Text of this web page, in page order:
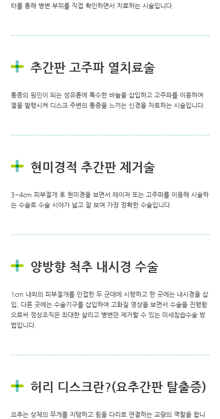
터를 통해 병변 부위를 직접 확인하면서 치료하는 시술입니다.
추간판 고주파 열치료술
통증의 원인이 되는 섬유륜에 특수한 바늘을 삽입하고 고주파를 이용하여
열을 발행시켜 디스크 주변의 통증을 느끼는 신경을 차료하는 시술입니다.
현미경적 추간판 제거술
3~4cm 피부절개 후 현미경을 보면서 레이저 또는 고주파를 이용해 시술하
는 수술로 수술 시야가 넓고 잘 보여 가장 정확한 수술입니다.
양방향 척추 내시경 수술
1cm 내외의 피부절개를 인접한 두 군데에 시행하고 한 곳에는 내시경을 삽
입, 다른 곳에는 수술기구를 삽입하여 고화질 영상을 보면서 수술을 진행함
으로써 정상조직은 최대한 살리고 병변만 제거할 수 있는 미세침습수술 방
법입니다.
허리 디스크란?(요추간판 탈출증)
요추는 상체의 무게를 지탱하고 힘을 다리로 연결하는 교량의 역할을 합니